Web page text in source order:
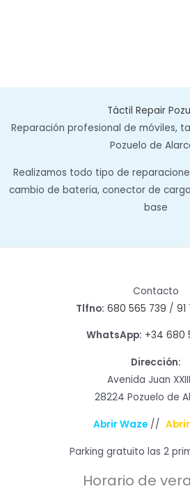
Táctil Repair
Reparación profesional de móviles,
Pozuelo de
Realizamos todo tipo de
cambio de bateria, conector de
base
Contacto
Tlfno: 680 565 739 /
WhatsApp: +34 680
Dirección:
Avenida Juan
28224 Pozuelo de
Abrir Waze//
Parking gratuito las 2
Horario de